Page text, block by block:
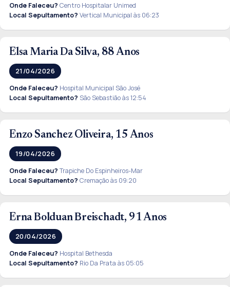
Onde Faleceu? Centro Hospitalar Unimed
Local Sepultamento? Vertical Municipal às 06:23
Elsa Maria Da Silva, 88 Anos
21/04/2026
Onde Faleceu? Hospital Municipal São José
Local Sepultamento? São Sebastião às 12:54
Enzo Sanchez Oliveira, 15 Anos
19/04/2026
Onde Faleceu? Trapiche Do Espinheiros-Mar
Local Sepultamento? Cremação às 09:20
Erna Bolduan Breischadt, 91 Anos
20/04/2026
Onde Faleceu? Hospital Bethesda
Local Sepultamento? Rio Da Prata às 05:05